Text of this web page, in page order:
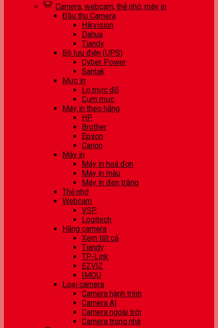
Camera, webcam, thẻ nhớ, máy in
Đầu thu Camera
Hikvision
Dahua
Tiandy
Bộ lưu điện (UPS)
Cyber Power
Santak
Mực in
Lọ mực đổ
Cụm mực
Máy in theo hãng
HP
Brother
Epson
Canon
Máy in
Máy in hoá đơn
Máy in màu
Máy in đen trắng
Thẻ nhớ
Webcam
VSP
Logitech
Hãng camera
Xem tất cả
Tiandy
TP-Link
EZVIZ
IMOU
Loại camera
Camera hành trình
Camera AI
Camera ngoài trời
Camera trong nhà